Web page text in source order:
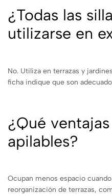
¿Todas las
utilizarse en
No. Utiliza en terrazas y
ficha indique que son
¿Qué
apilables?
Ocupan menos espacio
reorganización de terrazas,